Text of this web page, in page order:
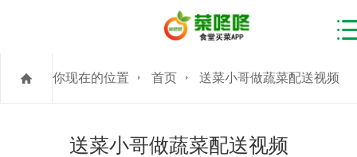
你现在的位置 首页 送菜小哥做蔬菜配送视频
送菜小哥做蔬菜配送视频